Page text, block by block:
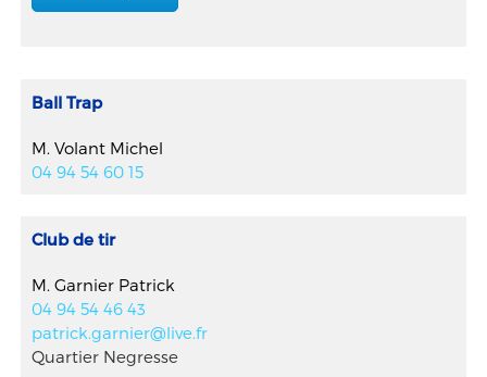
Ball Trap
M. Volant Michel
04 94 54 60 15
Club de tir
M. Garnier Patrick
04 94 54 46 43
patrick.garnier@live.fr
Quartier Negresse